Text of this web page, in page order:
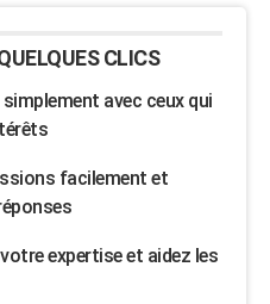
CLICS
avec ceux qui
facilement et
expertise et aidez les